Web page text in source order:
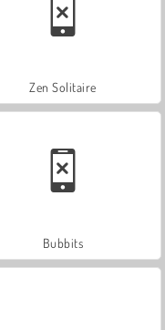
Zen Solitaire
Bubbits